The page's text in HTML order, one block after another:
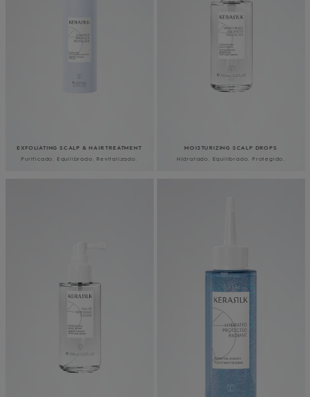
EXFOLIATING SCALP & HAIR TREATMENT
Purificado. Equilibrado. Revitalizado.
MOISTURIZING SCALP DROPS
Hidratado. Equilibrado. Protegido.